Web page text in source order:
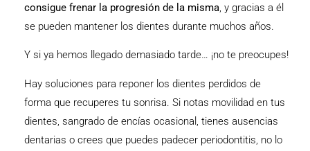
consigue frenar la progresión de la misma, y gracias a él
se pueden mantener los dientes durante muchos años.
Y si ya hemos llegado demasiado tarde… ¡no te preocupes!
Hay soluciones para reponer los dientes perdidos de
forma que recuperes tu sonrisa. Si notas movilidad en tus
dientes, sangrado de encías ocasional, tienes ausencias
dentarias o crees que puedes padecer periodontitis, no lo